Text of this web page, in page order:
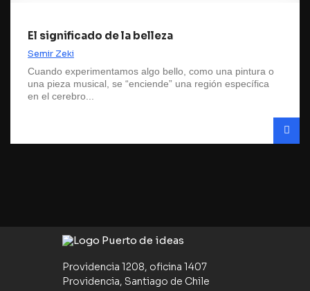
El significado de la belleza
Semir Zeki
Cuando experimentamos algo bello, como una pintura o
una pieza musical, se “enciende” una región específica
en el cerebro...
Providencia 1208, oficina 1407
Providencia, Santiago de Chile